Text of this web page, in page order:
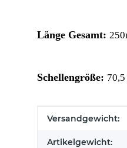
Länge Gesamt:
Schellengröße:
Wert
Versandgewicht:
Artikelgewicht: